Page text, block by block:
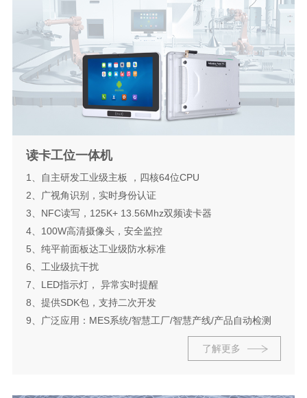
读卡工位一体机
1、自主研发工业级主板 ，四核64位CPU
2、广视角识别，实时身份认证
3、NFC读写，125K+ 13.56Mhz双频读卡器
4、100W高清摄像头，安全监控
5、纯平前面板达工业级防水标准
6、工业级抗干扰
7、LED指示灯， 异常实时提醒
8、提供SDK包，支持二次开发
9、广泛应用：MES系统/智慧工厂/智慧产线/产品自动检测
了解更多